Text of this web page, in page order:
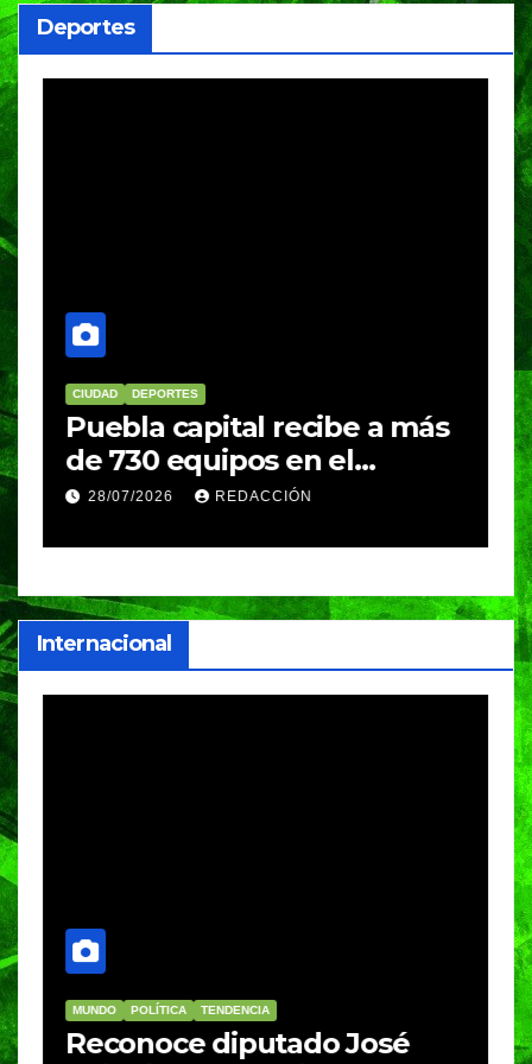
Deportes
CIUDAD DEPORTES
Puebla capital recibe a más
de 730 equipos en el
Festival Máster de Voleibol
28/07/2026 REDACCIÓN
Internacional
MUNDO POLÍTICA TENDENCIA
Reconoce diputado José